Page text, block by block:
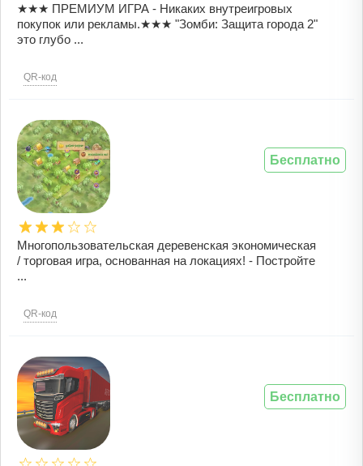
★★★ ПРЕМИУМ ИГРА - Никаких внутреигровых
покупок или рекламы.★★★ "Зомби: Защита города 2"
это глубо ...
QR-код
Многопользовательская деревенская экономическая
/ торговая игра, основанная на локациях! - Постройте
...
QR-код
Бесплатно
Бесплатно